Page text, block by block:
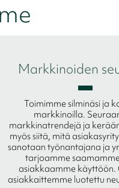
Markkinoiden
Toimimme silminäsi ja
markkinoilla.
markkinatrendejä ja
myös siitä, mitä
sanotaan työnantajana ja
tarjoamme
asiakkaamme käyttöön.
asiakkaittemme luotettu